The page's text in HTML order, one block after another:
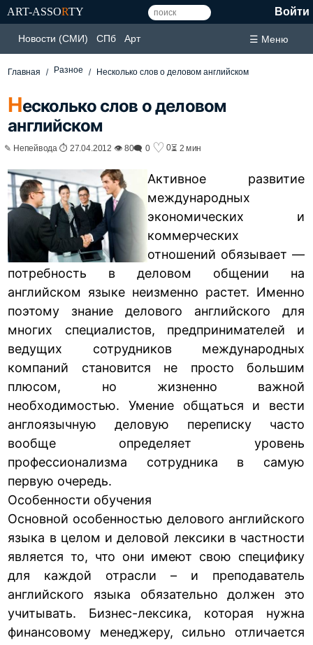
ART-ASSORTY Войти
Новости (СМИ) СПб Арт ☰ Меню
Главная Разное Несколько слов о деловом английском
Несколько слов о деловом
английском
✎ Непейвода ⏱ 27.04.2012 👁 80🗨 0 ♡ 0⏳ 2 мин
Активное развитие
международных
экономических и
коммерческих
отношений обязывает —
потребность в деловом общении на
английском языке неизменно растет. Именно
поэтому знание делового английского для
многих специалистов, предпринимателей и
ведущих сотрудников международных
компаний становится не просто большим
плюсом, но жизненно важной
необходимостью. Умение общаться и вести
англоязычную деловую переписку часто
вообще определяет уровень
профессионализма сотрудника в самую
первую очередь.
Особенности обучения
Основной особенностью делового английского
языка в целом и деловой лексики в частности
является то, что они имеют свою специфику
для каждой отрасли – и преподаватель
английского языка обязательно должен это
учитывать. Бизнес-лексика, которая нужна
финансовому менеджеру, сильно отличается